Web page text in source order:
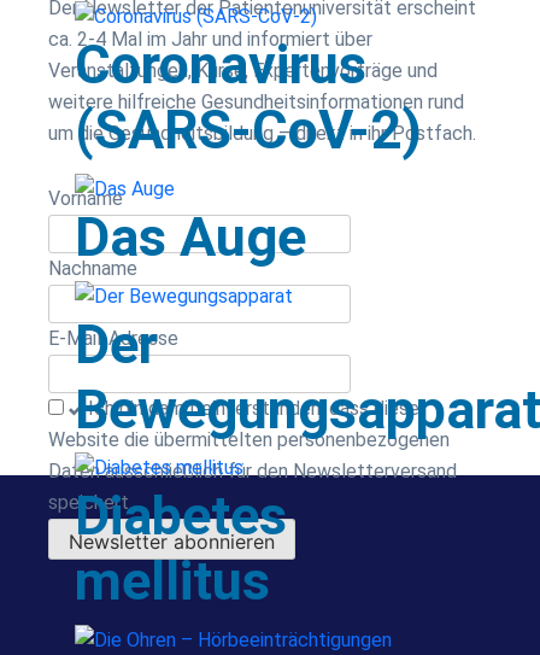
Coronavirus
(SARS-CoV-2)
Das Auge
Der
Bewegungsapparat
Diabetes
mellitus
Der Newsletter der Patientenuniversität erscheint
ca. 2-4 Mal im Jahr und informiert über
Veranstaltungen, Kurse, Expertenvorträge und
weitere hilfreiche Gesundheitsinformationen rund
um die Gesundheitsbildung – direkt in ihr Postfach.
Vorname
Nachname
E-Mail-Adresse
Ich bin damit einverstanden, dass diese
Website die übermittelten personenbezogenen
Daten ausschließlich für den Newsletterversand
speichert.
Newsletter abonnieren